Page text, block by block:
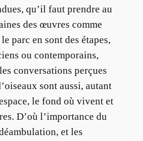
qu’il faut prendre au
des œuvres comme
parc en sont des étapes,
ou contemporains,
conversations perçues
sont aussi, autant
le fond où vivent et
D’où l’importance du
et les